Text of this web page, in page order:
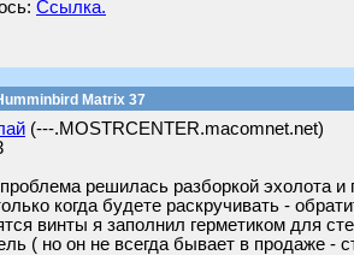
Ссылка.
Matrix 37
(---.MOSTRCENTER.macomnet.net)
решилась разборкой эхолота и
когда будете раскручивать -
винты я заполнил герметиком для
( но он не всегда бывает в продаже -